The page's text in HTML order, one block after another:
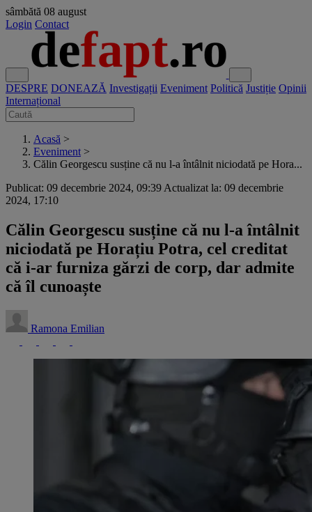
sâmbătă 08 august
Login Contact
DESPRE DONEAZĂ Investigații Eveniment Politică Justiție Opinii
Internațional
Acasă >
Eveniment >
Călin Georgescu susține că nu l-a întâlnit niciodată pe Hora...
Publicat: 09 decembrie 2024, 09:39 Actualizat la: 09 decembrie
2024, 17:10
Călin Georgescu susține că nu l-a întâlnit
niciodată pe Horațiu Potra, cel creditat
că i-ar furniza gărzi de corp, dar admite
că îl cunoaște
Ramona Emilian